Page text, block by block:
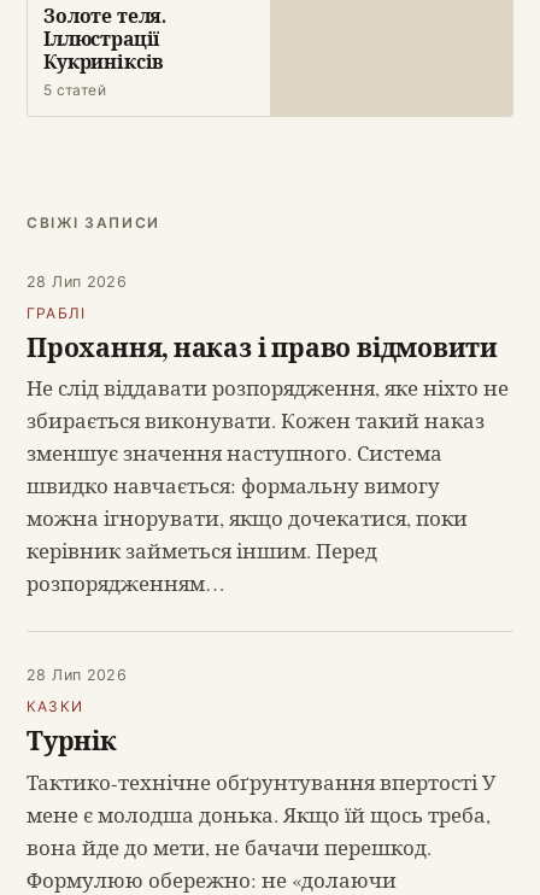
Золоте теля.
Іллюстрації
Кукриніксів
5 статей
СВІЖІ ЗАПИСИ
28 Лип 2026
ГРАБЛІ
Прохання, наказ і право відмовити
Не слід віддавати розпорядження, яке ніхто не
збирається виконувати. Кожен такий наказ
зменшує значення наступного. Система
швидко навчається: формальну вимогу
можна ігнорувати, якщо дочекатися, поки
керівник займеться іншим. Перед
розпорядженням…
28 Лип 2026
КАЗКИ
Турнік
Тактико-технічне обґрунтування впертості У
мене є молодша донька. Якщо їй щось треба,
вона йде до мети, не бачачи перешкод.
Формулюю обережно: не «долаючи